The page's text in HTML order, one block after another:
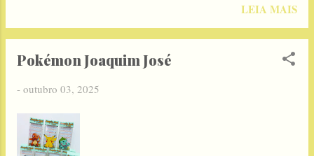
LEIA MAIS
Pokémon Joaquim José
- outubro 03, 2025